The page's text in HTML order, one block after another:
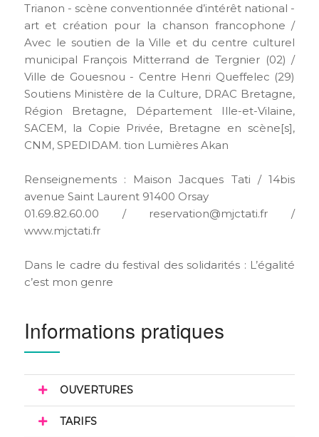
Trianon - scène conventionnée d’intérêt national -
art et création pour la chanson francophone /
Avec le soutien de la Ville et du centre culturel
municipal François Mitterrand de Tergnier (02) /
Ville de Gouesnou - Centre Henri Queffelec (29)
Soutiens Ministère de la Culture, DRAC Bretagne,
Région Bretagne, Département Ille-et-Vilaine,
SACEM, la Copie Privée, Bretagne en scène[s],
CNM, SPEDIDAM. tion Lumières Akan
Renseignements : Maison Jacques Tati / 14bis
avenue Saint Laurent 91400 Orsay
01.69.82.60.00 / reservation@mjctati.fr /
www.mjctati.fr
Dans le cadre du festival des solidarités : L’égalité
c’est mon genre
Informations pratiques
OUVERTURES
TARIFS